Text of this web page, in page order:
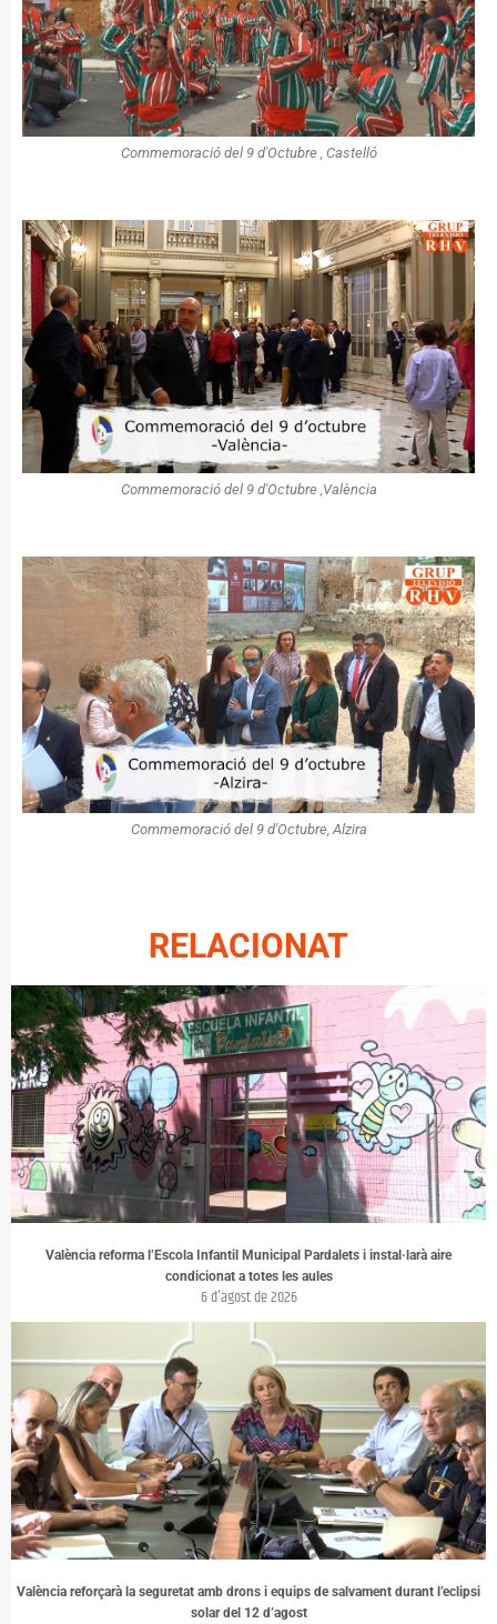
Commemoració del 9 d'Octubre , Castelló
Commemoració del 9 d'Octubre ,València
Commemoració del 9 d'Octubre, Alzira
RELACIONAT
València reforma l’Escola Infantil Municipal Pardalets i instal·larà aire
condicionat a totes les aules
6 d'agost de 2026
València reforçarà la seguretat amb drons i equips de salvament durant l’eclipsi
solar del 12 d’agost